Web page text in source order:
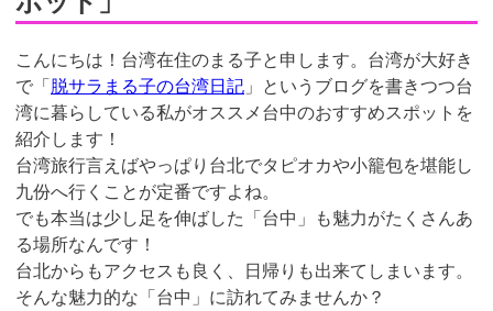
こんにちは！台湾在住のまる子と申します。台湾が大好き
で「脱サラまる子の台湾日記 」というブログを書きつつ台
湾に暮らしている私がオススメ台中のおすすめスポットを
紹介します！
台湾旅行言えばやっぱり台北でタピオカや小籠包を堪能し
九份へ行くことが定番ですよね。
でも本当は少し足を伸ばした「台中」も魅力がたくさんあ
る場所なんです！
台北からもアクセスも良く、日帰りも出来てしまいます。
そんな魅力的な「台中」に訪れてみませんか？